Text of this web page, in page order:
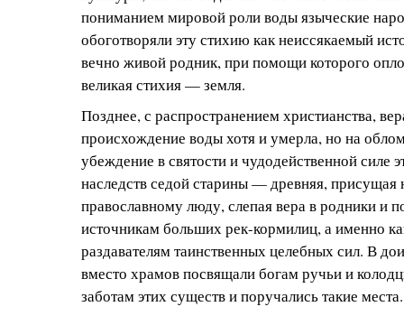
пониманием мировой роли воды языческие
обоготворяли эту стихию как неиссякаемый
вечно живой родник, при помощи которого
великая стихия — земля.
Позднее, с распространением христианства,
происхождение воды хотя и умерла, но на
убеждение в святости и чудодейственной силе
наследств седой старины — древняя, присущая
православному люду, слепая вера в родники и
источникам больших рек-кормилиц, а именно
раздавателям таинственных целебных сил. В
вместо храмов посвящали богам ручьи и
заботам этих существ и поручались такие места.